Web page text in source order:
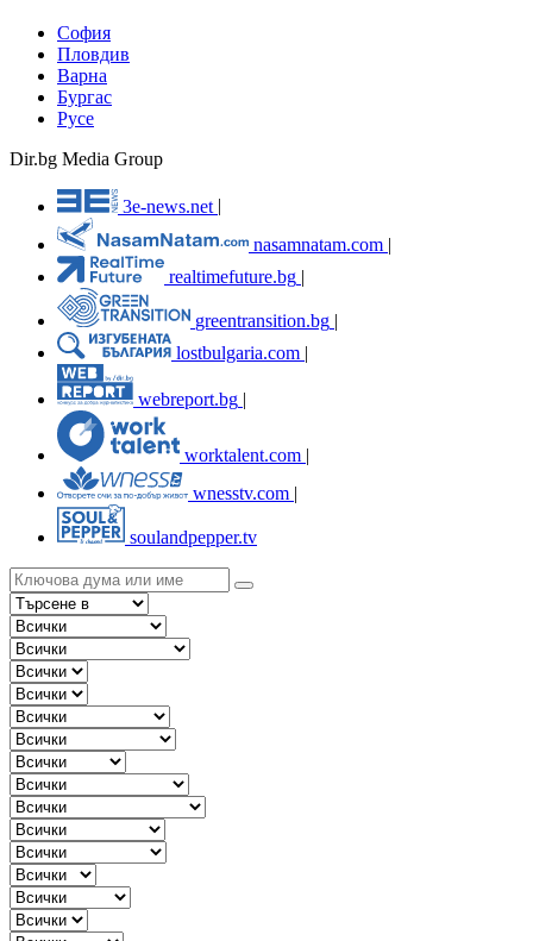
София
Пловдив
Варна
Бургас
Русе
Dir.bg Media Group
3e-news.net
nasamnatam.com |
realtimefuture.bg |
greentransition.bg |
lostbulgaria.com |
webreport.bg
worktalent.com |
wnesstv.com |
soulandpepper.tv